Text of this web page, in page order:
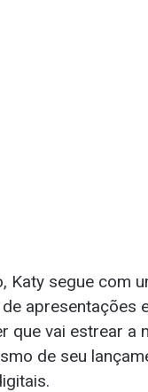
Katy segue com
apresentações
que vai estrear a
de seu